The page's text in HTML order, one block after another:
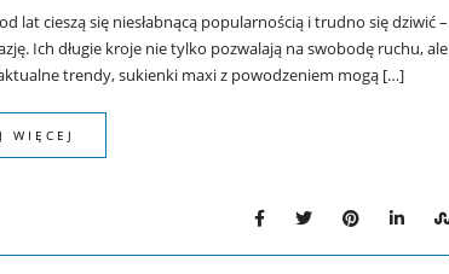
lat cieszą się niesłabnącą popularnością i trudno się dziwić –
Ich długie kroje nie tylko pozwalają na swobodę ruchu, ale
trendy, sukienki maxi z powodzeniem mogą […]
WIĘCEJ